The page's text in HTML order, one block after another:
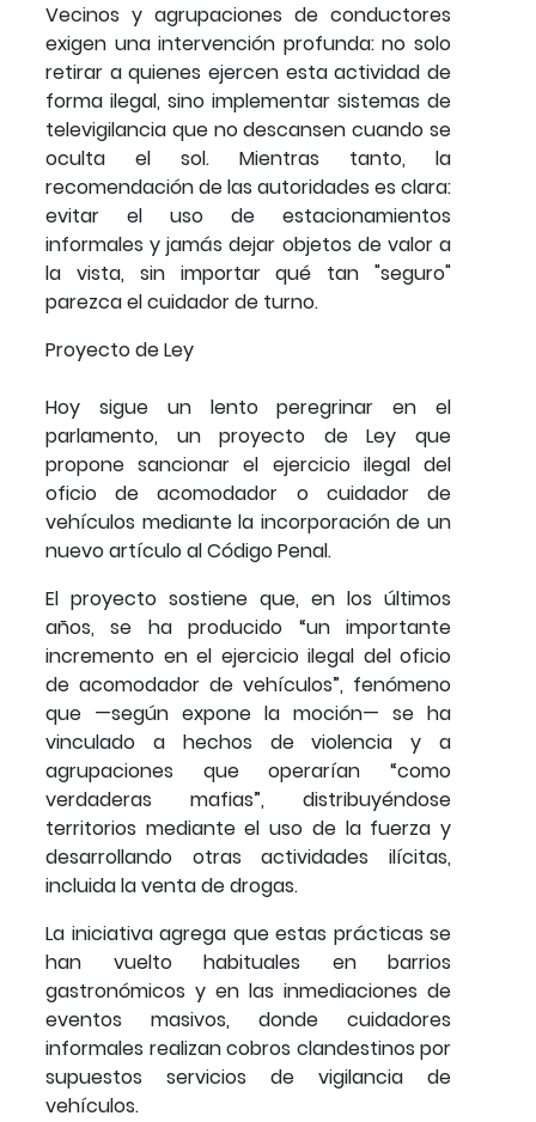
Vecinos y agrupaciones de conductores
exigen una intervención profunda: no solo
retirar a quienes ejercen esta actividad de
forma ilegal, sino implementar sistemas de
televigilancia que no descansen cuando se
oculta el sol. Mientras tanto, la
recomendación de las autoridades es clara:
evitar el uso de estacionamientos
informales y jamás dejar objetos de valor a
la vista, sin importar qué tan "seguro"
parezca el cuidador de turno.
Proyecto de Ley
Hoy sigue un lento peregrinar en el
parlamento, un proyecto de Ley que
propone sancionar el ejercicio ilegal del
oficio de acomodador o cuidador de
vehículos mediante la incorporación de un
nuevo artículo al Código Penal.
El proyecto sostiene que, en los últimos
años, se ha producido “un importante
incremento en el ejercicio ilegal del oficio
de acomodador de vehículos”, fenómeno
que —según expone la moción— se ha
vinculado a hechos de violencia y a
agrupaciones que operarían “como
verdaderas mafias”, distribuyéndose
territorios mediante el uso de la fuerza y
desarrollando otras actividades ilícitas,
incluida la venta de drogas.
La iniciativa agrega que estas prácticas se
han vuelto habituales en barrios
gastronómicos y en las inmediaciones de
eventos masivos, donde cuidadores
informales realizan cobros clandestinos por
supuestos servicios de vigilancia de
vehículos.